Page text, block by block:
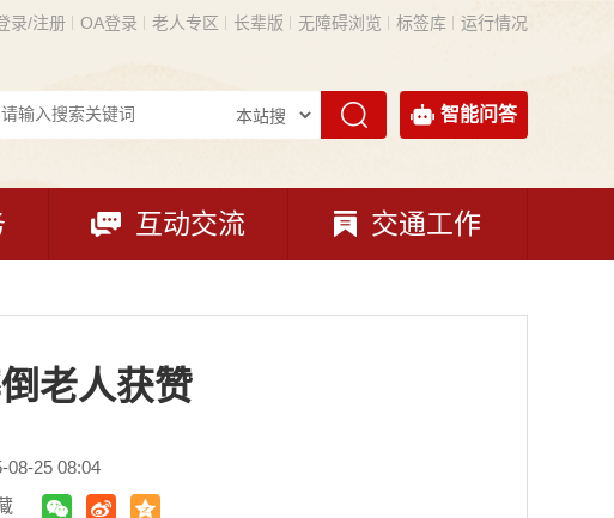
录/注册 OA登录 老人专区 长辈版 无障碍浏览 标签库 运行情况
智能问答
互动交流 交通工作
老人获赞​
08-25 08:04